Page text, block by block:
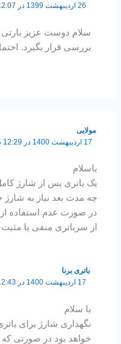
26 اردیبهشت 1399 در 12:07 ب.ظ
سلام دوست عزیز
بررسی قرار بگیرد.
مولایی
17 اردیبهشت 1400 در 12:29 ب.ظ
باسلام
یک باتری پس از شارژ
چه مدت بعد نیاز به
در صورت عدم استفاده
از سرباتری منفی یا مثبت
باتری برنا
17 اردیبهشت 1400 در 12:43 ب.ظ
با سلام
نگهداری شارژ برای
خواهد بود در صورتی که